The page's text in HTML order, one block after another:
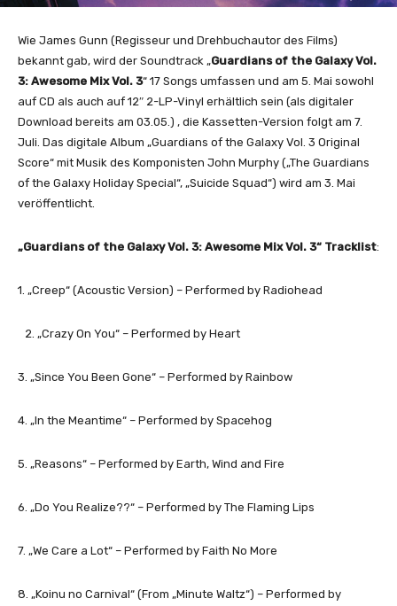
Wie James Gunn (Regisseur und Drehbuchautor des Films)
bekannt gab, wird der Soundtrack „Guardians of the Galaxy Vol.
3: Awesome Mix Vol. 3“ 17 Songs umfassen und am 5. Mai sowohl
auf CD als auch auf 12″ 2-LP-Vinyl erhältlich sein (als digitaler
Download bereits am 03.05.) , die Kassetten-Version folgt am 7.
Juli. Das digitale Album „Guardians of the Galaxy Vol. 3 Original
Score“ mit Musik des Komponisten John Murphy („The Guardians
of the Galaxy Holiday Special“, „Suicide Squad“) wird am 3. Mai
veröffentlicht.
„Guardians of the Galaxy Vol. 3: Awesome Mix Vol. 3“ Tracklist:
1. „Creep“ (Acoustic Version) – Performed by Radiohead
2. „Crazy On You“ – Performed by Heart
3. „Since You Been Gone“ – Performed by Rainbow
4. „In the Meantime“ – Performed by Spacehog
5. „Reasons“ – Performed by Earth, Wind and Fire
6. „Do You Realize??“ – Performed by The Flaming Lips
7. „We Care a Lot“ – Performed by Faith No More
8. „Koinu no Carnival“ (From „Minute Waltz“) – Performed by